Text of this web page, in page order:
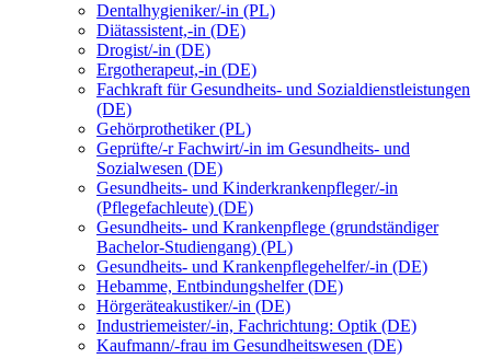
Dentalhygieniker/-in (PL)
Diätassistent,-in (DE)
Drogist/-in (DE)
Ergotherapeut,-in (DE)
Fachkraft für Gesundheits- und Sozialdienstleistungen
(DE)
Gehörprothetiker (PL)
Geprüfte/-r Fachwirt/-in im Gesundheits- und
Sozialwesen (DE)
Gesundheits- und Kinderkrankenpfleger/-in
(Pflegefachleute) (DE)
Gesundheits- und Krankenpflege (grundständiger
Bachelor-Studiengang) (PL)
Gesundheits- und Krankenpflegehelfer/-in (DE)
Hebamme, Entbindungshelfer (DE)
Hörgeräteakustiker/-in (DE)
Industriemeister/-in, Fachrichtung: Optik (DE)
Kaufmann/-frau im Gesundheitswesen (DE)